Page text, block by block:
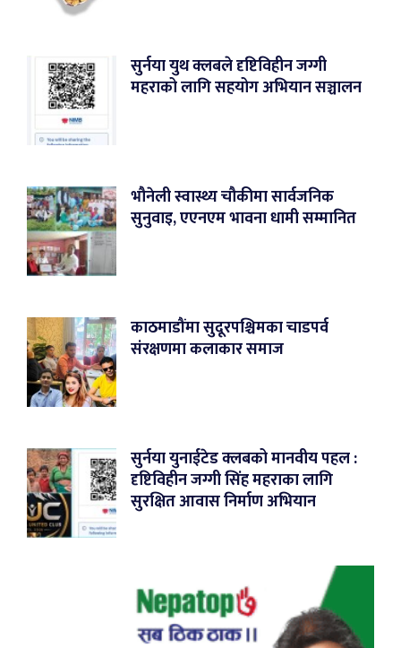
सुर्नया युथ क्लबले दृष्टिविहीन जग्गी
महराको लागि सहयोग अभियान सञ्चालन
भौनेली स्वास्थ्य चौकीमा सार्वजनिक
सुनुवाइ, एएनएम भावना धामी सम्मानित
काठमाडौंमा सुदूरपश्चिमका चाडपर्व
संरक्षणमा कलाकार समाज
सुर्नया युनाईटेड क्लबको मानवीय पहल :
दृष्टिविहीन जग्गी सिंह महराका लागि
सुरक्षित आवास निर्माण अभियान